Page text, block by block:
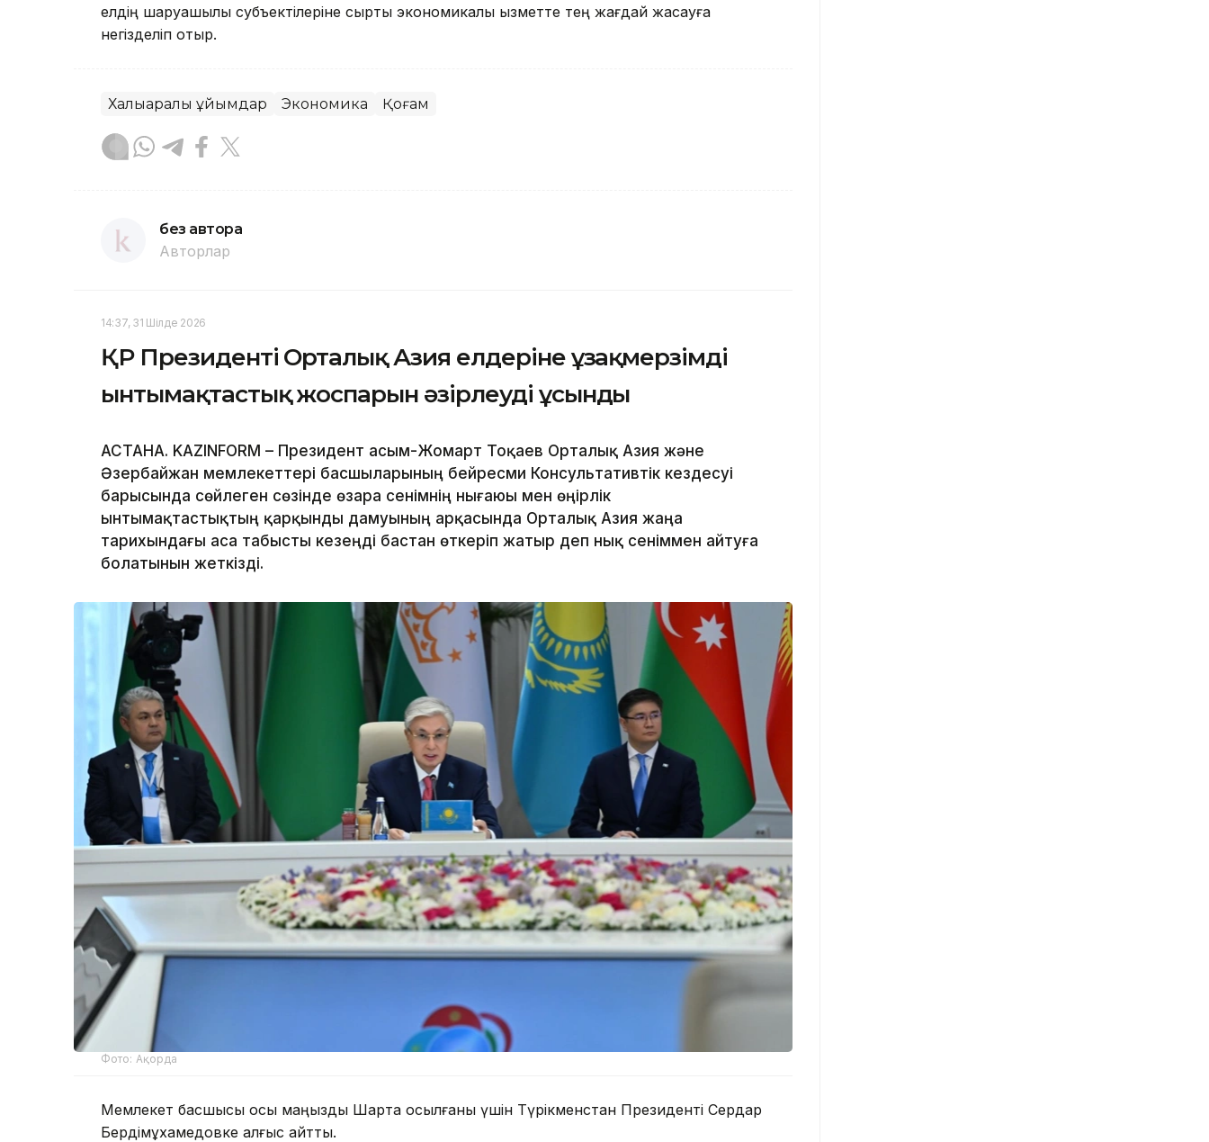
елдің шаруашылық субъектілеріне сыртқы экономикалық қызметте тең жағдай жасауға
негізделіп отыр.
Халықаралық ұйымдар Экономика Қоғам
без автора
Авторлар
14:37, 31 Шілде 2026
ҚР Президенті Орталық Азия елдеріне ұзақмерзімді
ынтымақтастық жоспарын әзірлеуді ұсынды
АСТАНА. KAZINFORM – Президент Қасым-Жомарт Тоқаев Орталық Азия және
Әзербайжан мемлекеттері басшыларының бейресми Консультативтік кездесуі
барысында сөйлеген сөзінде өзара сенімнің нығаюы мен өңірлік
ынтымақтастықтың қарқынды дамуының арқасында Орталық Азия жаңа
тарихындағы аса табысты кезеңді бастан өткеріп жатыр деп нық сеніммен айтуға
болатынын жеткізді.
Фото: Ақорда
Мемлекет басшысы осы маңызды Шартқа қосылғаны үшін Түрікменстан Президенті Сердар
Бердімұхамедовке алғыс айтты.